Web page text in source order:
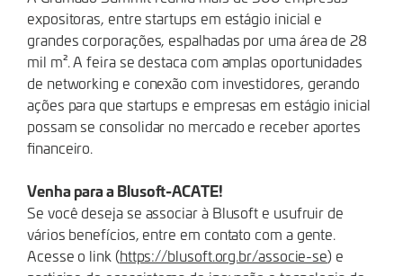
expositoras, entre startups em estágio inicial e
grandes corporações, espalhadas por uma área de 28
mil m². A feira se destaca com amplas oportunidades
de networking e conexão com investidores, gerando
ações para que startups e empresas em estágio inicial
possam se consolidar no mercado e receber aportes
financeiro.
Venha para a Blusoft-ACATE!
Se você deseja se associar à Blusoft e usufruir de
vários benefícios, entre em contato com a gente.
Acesse o link (https://blusoft.org.br/associe-se) e